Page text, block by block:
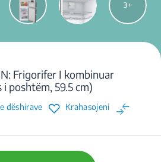
3
Frigorifer I kombinuar
i poshtëm, 59.5 cm)
dëshirave Krahasojeni